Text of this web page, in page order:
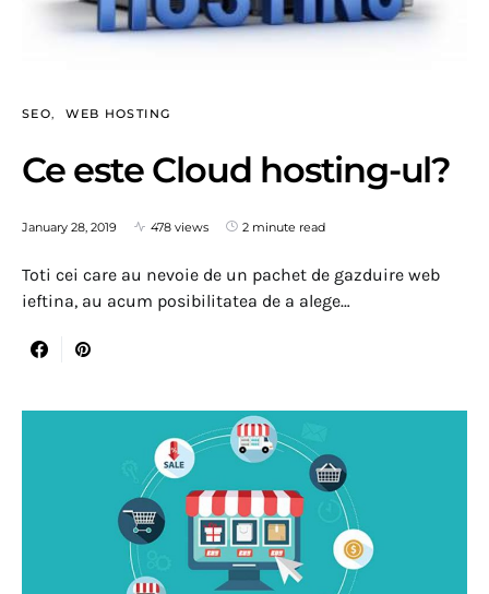
SEO WEB HOSTING
Ce este Cloud hosting-ul?
January 28, 2019 478 views 2 minute read
Toti cei care au nevoie de un pachet de gazduire web
ieftina, au acum posibilitatea de a alege…